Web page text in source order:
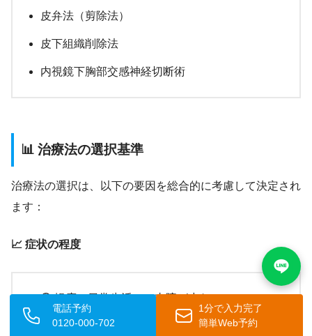
皮弁法（剪除法）
皮下組織削除法
内視鏡下胸部交感神経切断術
📊 治療法の選択基準
治療法の選択は、以下の要因を総合的に考慮して決定され
ます：
📈 症状の程度
🟢 軽度：日常生活への支障が少ない
🟡 中等度：周囲の人に気づかれる程度
電話予約
0120-000-702
1分で入力完了
簡単Web予約